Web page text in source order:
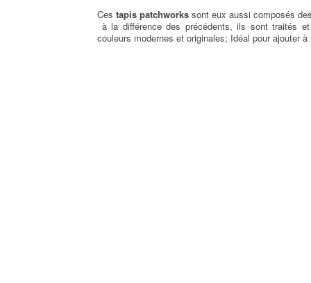
Ces tapis patchworks sont eux aussi composés
à la différence des précédents, ils sont traités
couleurs modernes et originales; Idéal pour ajouter